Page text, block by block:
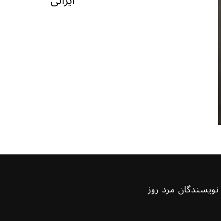
نویسندگان مرد روز